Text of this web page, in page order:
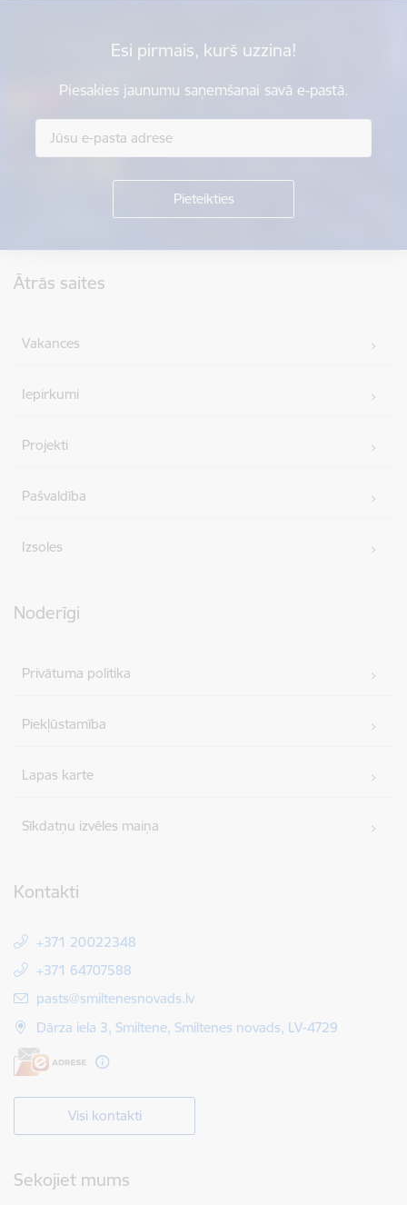
Esi pirmais, kurš uzzina!
Piesakies jaunumu saņemšanai savā e-pastā.
Ātrās saites
Vakances
Iepirkumi
Projekti
Pašvaldība
Izsoles
Noderīgi
Privātuma politika
Piekļūstamība
Lapas karte
Sīkdatņu izvēles maiņa
Kontakti
+371 20022348
+371 64707588
E-pasts:
pasts@smiltenesnovads.lv
Dārza iela 3, Smiltene, Smiltenes novads, LV-4729
Visi kontakti
Sekojiet mums